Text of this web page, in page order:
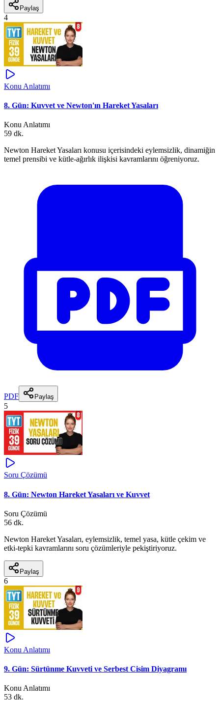
Paylaş
4
Konu Anlatımı
8. Gün: Kuvvet ve Newton'ın Hareket Yasaları
Konu Anlatımı
59 dk.
Newton Hareket Yasaları konusu içerisindeki eylemsizlik, dinamiğin
temel prensibi ve kütle-ağırlık ilişkisi kavramlarını öğreniyoruz.
PDF Paylaş
5
Soru Çözümü
8. Gün: Newton Hareket Yasaları ve Kuvvet
Soru Çözümü
56 dk.
Newton Hareket Yasaları, eylemsizlik, temel yasa, kütle çekim ve
etki-tepki kavramlarını soru çözümleriyle pekiştiriyoruz.
Paylaş
6
Konu Anlatımı
9. Gün: Sürtünme Kuvveti ve Serbest Cisim Diyagramı
Konu Anlatımı
53 dk.